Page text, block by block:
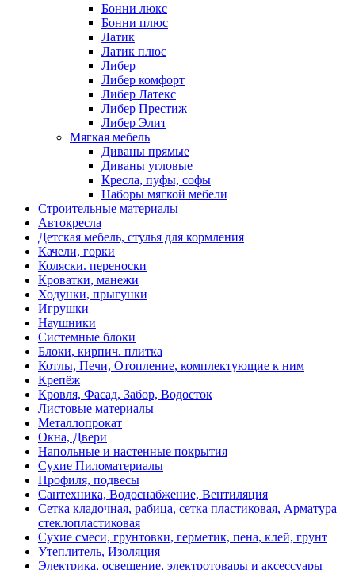
Бонни люкс
Бонни плюс
Латик
Латик плюс
Либер
Либер комфорт
Либер Латекс
Либер Престиж
Либер Элит
Мягкая мебель
Диваны прямые
Диваны угловые
Кресла, пуфы, софы
Наборы мягкой мебели
Строительные материалы
Автокресла
Детская мебель, стулья для кормления
Качели, горки
Коляски. переноски
Кроватки, манежи
Ходунки, прыгунки
Игрушки
Наушники
Системные блоки
Блоки, кирпич. плитка
Котлы, Печи, Отопление, комплектующие к ним
Крепёж
Кровля, Фасад, Забор, Водосток
Листовые материалы
Металлопрокат
Окна, Двери
Напольные и настенные покрытия
Сухие Пиломатериалы
Профиля, подвесы
Сантехника, Водоснабжение, Вентиляция
Сетка кладочная, рабица, сетка пластиковая, Арматура
стеклопластиковая
Сухие смеси, грунтовки, герметик, пена, клей, грунт
Утеплитель, Изоляция
Электрика, освещение, электротовары и аксессуары